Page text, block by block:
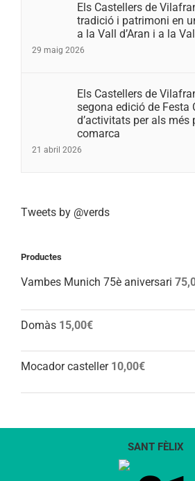
Els Castellers de
tradició i patrimoni en
a la Vall d’Aran i a la
29 maig 2026
Els Castellers de
segona edició de Festa
d’activitats per als més
comarca
21 abril 2026
Tweets by @verds
Productes
Vambes Munich 75è aniversari
Domàs 15,00€
Mocador casteller 10,00€
SANT FÈLIX